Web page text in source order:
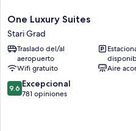
One
Luxury
Suites
Stari
Grad
One Luxury Suites
Stari Grad
Traslado del/al
aeropuerto
Wifi gratuito
Aire
9.6
de
9.6 Excepcional
781 opiniones